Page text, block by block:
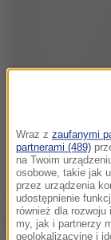
Wstrząśnienia
bardzo długo
Wraz z zaufanymi
partnerami (489)
na Twoim
osobowe, takie jak
przez urządzenia
udostępnienie
również dla rozwoju
my, jak i partnerzy
geolokalizacyjne i